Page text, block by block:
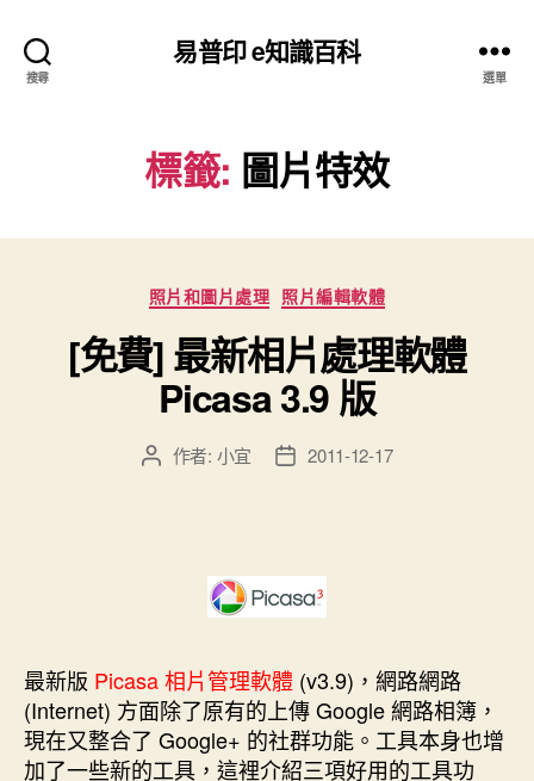
搜尋
易普印 e知識百科
選單
標籤: 圖片特效
分
類
照片和圖片處理 照片編輯軟體
[免費] 最新相片處理軟體
Picasa 3.9 版
文 作者: 小宜
文 2011-12-17
最新版 Picasa 相片管理軟體 (v3.9)，網路網路
(Internet) 方面除了原有的上傳 Google 網路相簿，
現在又整合了 Google+ 的社群功能。工具本身也增
加了一些新的工具，這裡介紹三項好用的工具功